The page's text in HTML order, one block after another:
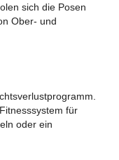
sich die Posen
Ober- und
für
oder ein